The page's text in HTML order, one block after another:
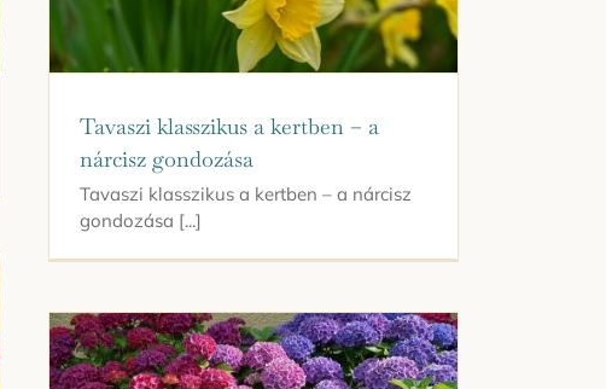
Tavaszi klasszikus a kertben – a
nárcisz gondozása
Tavaszi klasszikus a kertben – a nárcisz
gondozása [...]